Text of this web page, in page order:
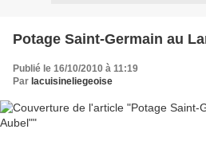
Potage Saint-Germain au
Publié le 16/10/2010 à 11:19
Par lacuisineliegeoise